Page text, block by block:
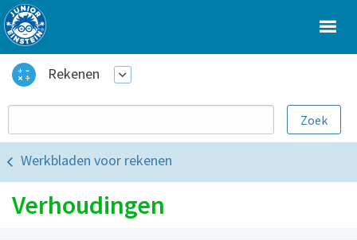
Rekenen
Werkbladen voor rekenen
Verhoudingen